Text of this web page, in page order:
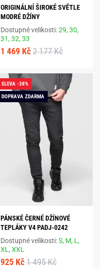
ORIGINÁLNÍ ŠIROKÉ SVĚTLE
MODRÉ DŽÍNY
Dostupné velikosti:29,30,
31,32,33
1 469 Kč 2 177 Kč
SLEVA -38%
DOPRAVA ZDARMA
PÁNSKÉ ČERNÉ DŽÍNOVÉ
TEPLÁKY V4 PADJ-0242
Dostupné velikosti:S, M, L,
XL,XXL
925 Kč 1 495 Kč